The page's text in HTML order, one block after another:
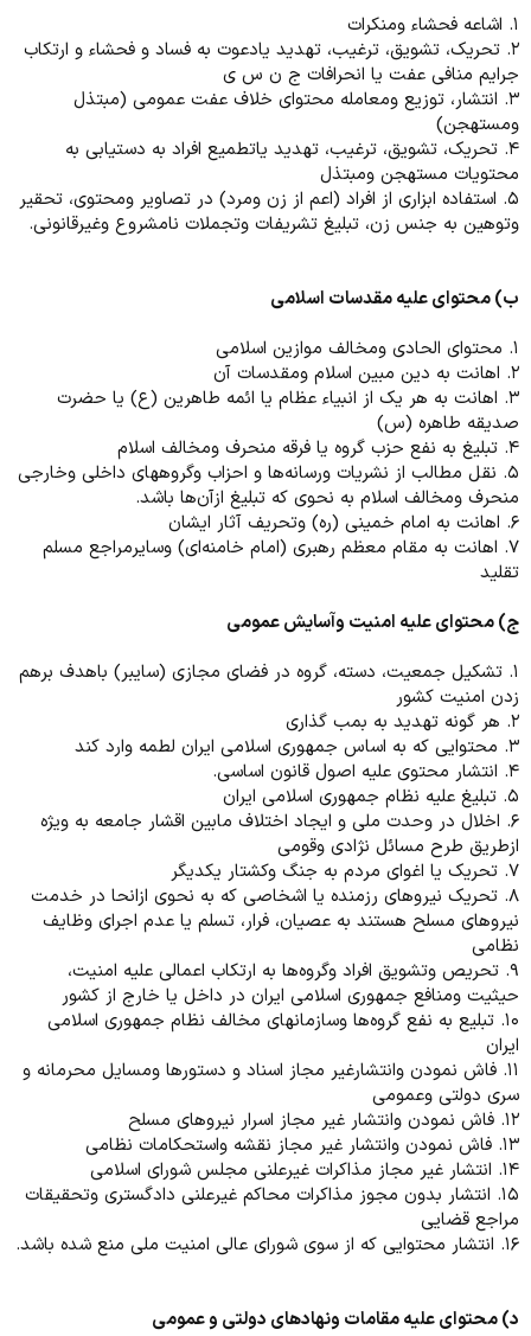
۱. اشاعه فحشاء ومنکرات
۲. تحریک، تشویق، ترغیب، تهدید یادعوت به فساد و فحشاء و ارتکاب
جرایم منافی عفت یا انحرافات ج ن س ی
۳. انتشار، توزیع ومعامله محتوای خلاف عفت عمومی (مبتذل
ومستهجن)
۴. تحریک، تشویق، ترغیب، تهدید یاتطمیع افراد به دستیابی به
محتویات مستهجن ومبتذل
۵. استفاده ابزاری از افراد (اعم از زن ومرد) در تصاویر ومحتوی، تحقیر
وتوهین به جنس زن، تبلیغ تشریفات وتجملات نامشروع وغیرقانونی.
ب) محتوای علیه مقدسات اسلامی
۱. محتوای الحادی ومخالف موازین اسلامی
۲. اهانت به دین مبین اسلام ومقدسات آن
۳. اهانت به هر یک از انبیاء عظام یا ائمه طاهرین (ع) یا حضرت
صدیقه طاهره (س)
۴. تبلیغ به نفع حزب گروه یا فرقه منحرف ومخالف اسلام
۵. نقل مطالب از نشریات ورسانه‌ها و احزاب وگروههای داخلی وخارجی
منحرف ومخالف اسلام به نحوی که تبلیغ ازآن‌ها باشد.
۶. اهانت به امام خمینی (ره) وتحریف آثار ایشان
۷. اهانت به مقام معظم رهبری (امام خامنه‌ای) وسایرمراجع مسلم
تقلید
ج) محتوای علیه امنیت وآسایش عمومی
۱. تشکیل جمعیت، دسته، گروه در فضای مجازی (سایبر) باهدف برهم
زدن امنیت کشور
۲. هر گونه تهدید به بمب گذاری
۳. محتوایی که به اساس جمهوری اسلامی ایران لطمه وارد کند
۴. انتشار محتوی علیه اصول قانون اساسی.
۵. تبلیغ علیه نظام جمهوری اسلامی ایران
۶. اخلال در وحدت ملی و ایجاد اختلاف مابین اقشار جامعه به ویژه
ازطریق طرح مسائل نژادی وقومی
۷. تحریک یا اغوای مردم به جنگ وکشتار یکدیگر
۸. تحریک نیروهای رزمنده یا اشخاصی که به نحوی ازانحا در خدمت
نیروهای مسلح هستند به عصیان، فرار، تسلم یا عدم اجرای وظایف
نظامی
۹. تحریص وتشویق افراد وگروه‌ها به ارتکاب اعمالی علیه امنیت،
حیثیت ومنافع جمهوری اسلامی ایران در داخل یا خارج از کشور
۱۰. تبلیع به نفع گروه‌ها وسازمانهای مخالف نظام جمهوری اسلامی
ایران
۱۱. فاش نمودن وانتشارغیر مجاز اسناد و دستور‌ها ومسایل محرمانه و
سری دولتی وعمومی
۱۲. فاش نمودن وانتشار غیر مجاز اسرار نیروهای مسلح
۱۳. فاش نمودن وانتشار غیر مجاز نقشه واستحکامات نظامی
۱۴. انتشار غیر مجاز مذاکرات غیرعلنی مجلس شورای اسلامی
۱۵. انتشار بدون مجوز مذاکرات محاکم غیرعلنی دادگستری وتحقیقات
مراجع قضایی
۱۶. انتشار محتوایی که از سوی شورای عالی امنیت ملی منع شده باشد.
د) محتوای علیه مقامات ونهادهای دولتی و عمومی